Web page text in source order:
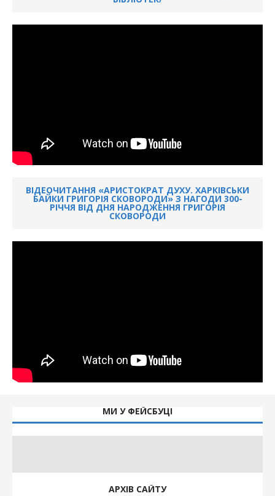
ВІДЕОЧИТАННЯ «АРИСТОКРАТ ДУХУ. ХАРКІВСЬКИ
БАЙКИ ГРИГОРІЯ СКОВОРОДИ» З НАГОДИ 300-
РІЧЧЯ ВІД ДНЯ НАРОДЖЕННЯ ГРИГОРІЯ
СКОВОРОДИ
МИ У ФЕЙСБУЦІ
АРХІВ САЙТУ